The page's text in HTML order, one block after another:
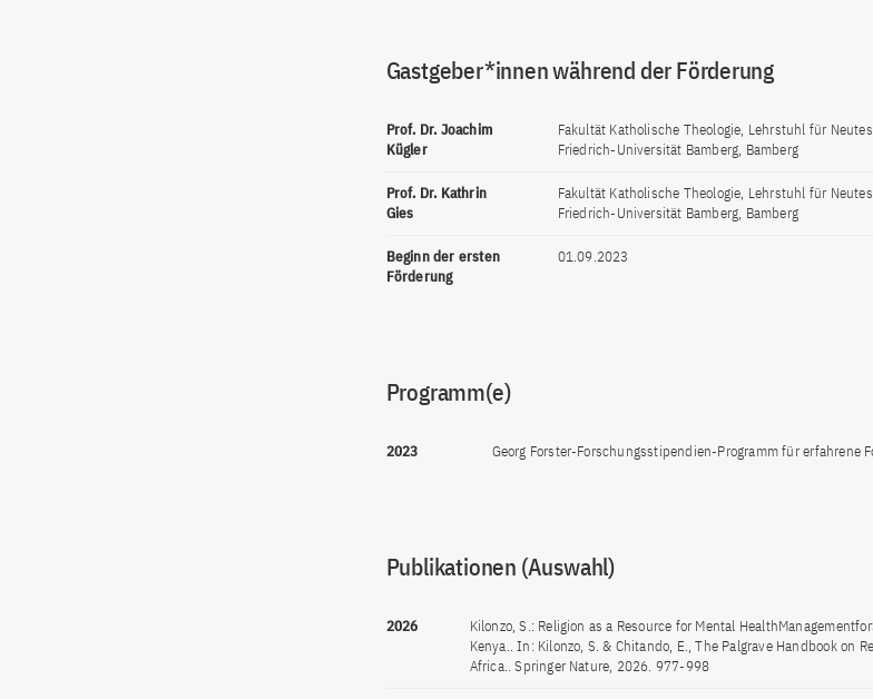
Gastgeber*innen während der Förderung
Prof. Dr. Joachim
Kügler
Fakultät Katholische Theologie, Lehrstuhl für
Friedrich-Universität Bamberg, Bamberg
Prof. Dr. Kathrin
Gies
Fakultät Katholische Theologie, Lehrstuhl für
Friedrich-Universität Bamberg, Bamberg
Beginn der ersten
Förderung
01.09.2023
Programm(e)
2023 Georg Forster-Forschungsstipendien-Programm für erfahrene
Publikationen (Auswahl)
2026
Kilonzo, S.: Religion as a Resource for Mental
Kenya.. In: Kilonzo, S. & Chitando, E., The Palgrave Handbook on
Africa.. Springer Nature, 2026. 977-998